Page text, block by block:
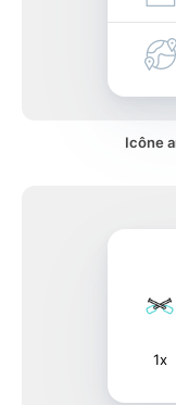
Icône
1x